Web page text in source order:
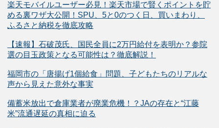
楽天モバイルユーザー必見！楽天市場で賢くポイントを貯
める裏ワザ大公開！SPU、5と0のつく日、買いまわり、
ふるさと納税を徹底攻略
【速報】石破茂氏、国民全員に2万円給付を表明か？参院
選の目玉政策となる可能性は？徹底解説！
福岡市の「唐揚げ1個給食」問題、子どもたちのリアルな
声から見えた意外な事実
備蓄米放出で倉庫業者が廃業危機！？JAの存在と“江藤
米”流通遅延の真相に迫る